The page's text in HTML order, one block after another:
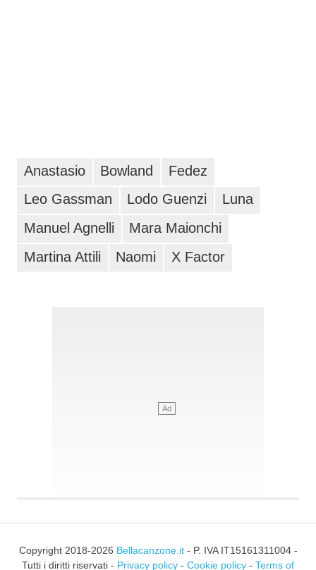
Anastasio Bowland
Fedez
Leo Gassman
Lodo Guenzi
Luna
Manuel Agnelli
Mara Maionchi
Martina Attili
Naomi X Factor
Copyright 2018-2026 Bellacanzone.it- P. IVA IT15161311004 -
Tutti i diritti riservati - Privacy policy - Cookie policy - Terms of